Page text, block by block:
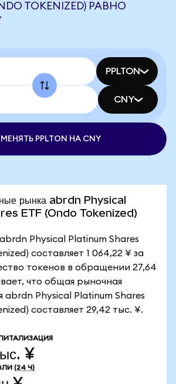
TOKENIZED) РАВНО
PPLTON
CNY
PPLTON НА CNY
рынка abrdn Physical
ETF (Ondo Tokenized)
Physical Platinum Shares
составляет 1 064,22 ¥ за
токенов в обращении 27,64
что общая рыночная
abrdn Physical Platinum Shares
составляет 29,42 тыс. ¥.
¥
(24 Ч)